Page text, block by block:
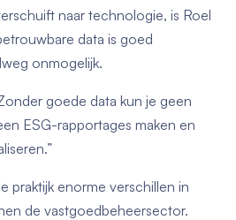
naar technologie, is Roel
data is goed
onmogelijk.
goede data kun je geen
ESG-rapportages maken en
praktijk enorme verschillen in
de vastgoedbeheersector.